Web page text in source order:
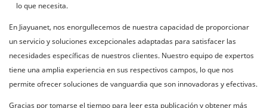
lo que necesita.
En Jiayuanet, nos enorgullecemos de nuestra capacidad de proporcionar
un servicio y soluciones excepcionales adaptadas para satisfacer las
necesidades específicas de nuestros clientes. Nuestro equipo de expertos
tiene una amplia experiencia en sus respectivos campos, lo que nos
permite ofrecer soluciones de vanguardia que son innovadoras y efectivas.
Gracias por tomarse el tiempo para leer esta publicación y obtener más